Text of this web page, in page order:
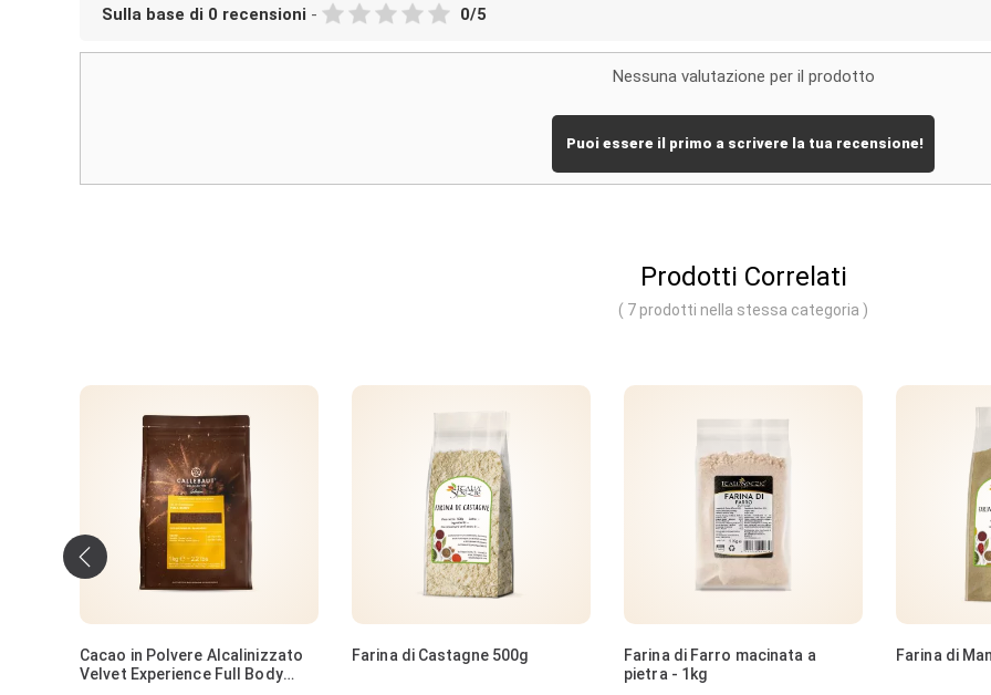
Sulla base di 0 recensioni - 0/5
Nessuna valutazione per il prodotto
Puoi essere il primo a scrivere la tua recensione!
Prodotti Correlati
( 7 prodotti nella stessa categoria )
Farina di Castagne 500g
Farina di Farro macinata a
Farina di Mandorle Farina di